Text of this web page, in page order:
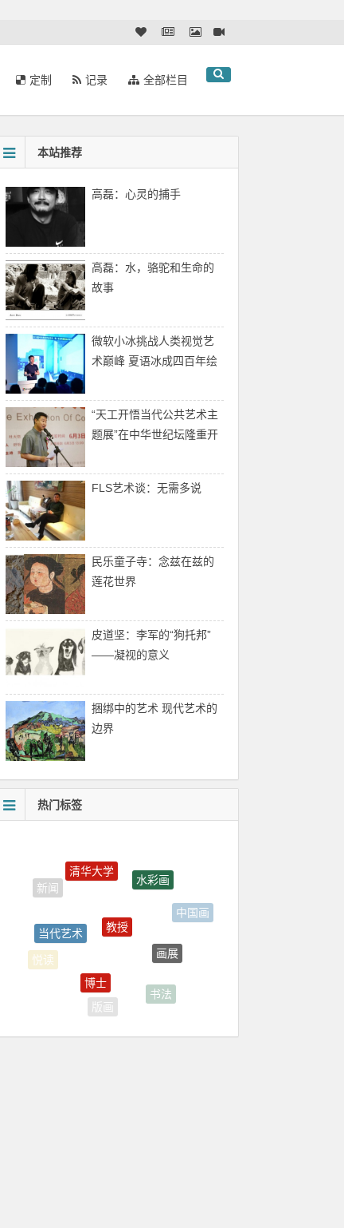
定制 记录 全部栏目
本站推荐
高磊：心灵的捕手
高磊：水，骆驼和生命的
故事
微软小冰挑战人类视觉艺
术巅峰 夏语冰成四百年绘
“天工开悟当代公共艺术主
题展”在中华世纪坛隆重开
FLS艺术谈：无需多说
民乐童子寺：念兹在兹的
莲花世界
皮道坚：李军的“狗托邦”
——凝视的意义
捆绑中的艺术 现代艺术的
边界
热门标签
中国画
悦读
画展
版画